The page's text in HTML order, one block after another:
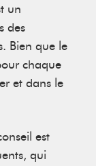
un
des
Bien que le
chaque
et dans le
est
qui